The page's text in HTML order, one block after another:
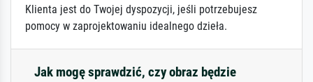
Klienta jest do Twojej dyspozycji, jeśli potrzebujesz
pomocy w zaprojektowaniu idealnego dzieła.
Jak mogę sprawdzić, czy obraz będzie